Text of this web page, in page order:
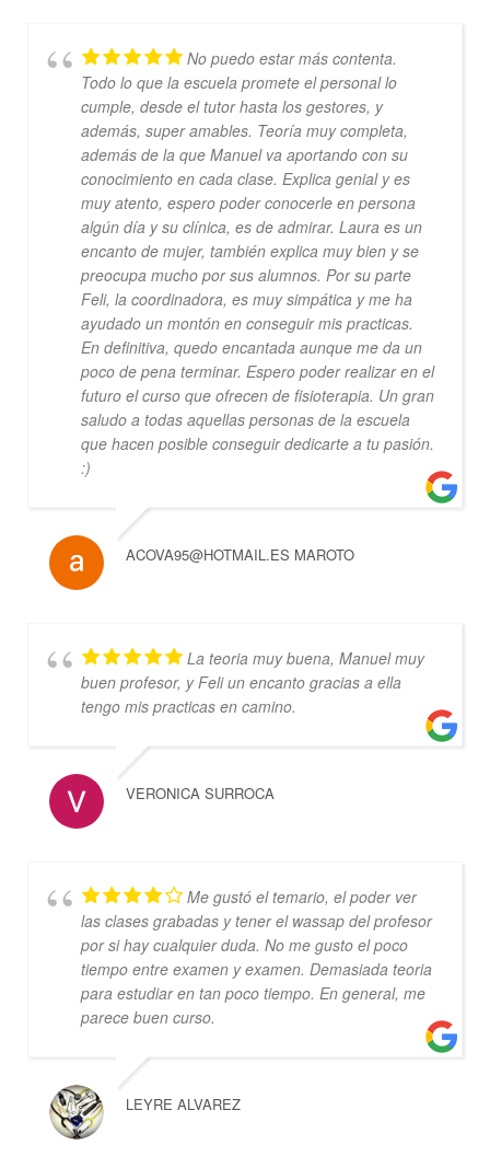
No puedo estar más contenta.
Todo lo que la escuela promete el personal lo
cumple, desde el tutor hasta los gestores, y
además, super amables. Teoría muy completa,
además de la que Manuel va aportando con su
conocimiento en cada clase. Explica genial y es
muy atento, espero poder conocerle en persona
algún día y su clínica, es de admirar. Laura es un
encanto de mujer, también explica muy bien y se
preocupa mucho por sus alumnos. Por su parte
Feli, la coordinadora, es muy simpática y me ha
ayudado un montón en conseguir mis practicas.
En definitiva, quedo encantada aunque me da un
poco de pena terminar. Espero poder realizar en el
futuro el curso que ofrecen de fisioterapia. Un gran
saludo a todas aquellas personas de la escuela
que hacen posible conseguir dedicarte a tu pasión.
:)
ACOVA95@HOTMAIL.ES MAROTO
La teoria muy buena, Manuel muy
buen profesor, y Feli un encanto gracias a ella
tengo mis practicas en camino.
VERONICA SURROCA
Me gustó el temario, el poder ver
las clases grabadas y tener el wassap del profesor
por si hay cualquier duda. No me gusto el poco
tiempo entre examen y examen. Demasiada teoria
para estudiar en tan poco tiempo. En general, me
parece buen curso.
LEYRE ALVAREZ